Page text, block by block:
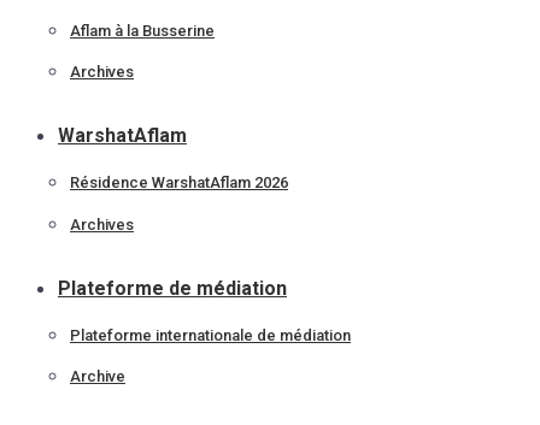
Aflam à la Busserine
Archives
WarshatAflam
Résidence WarshatAflam 2026
Archives
Plateforme de médiation
Plateforme internationale de médiation
Archive